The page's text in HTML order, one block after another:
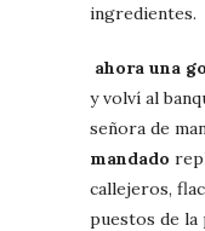
ingredientes.
ahora una
y volví al
señora de
mandado
callejeros,
puestos de la